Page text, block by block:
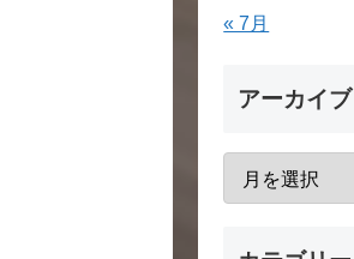
« 7月
アーカイブ